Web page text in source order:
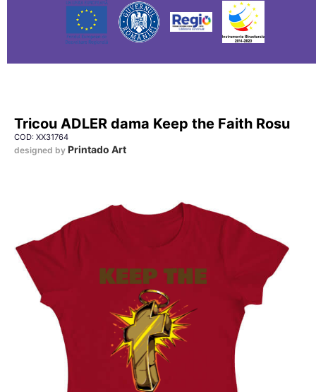
Tricou ADLER dama Keep the Faith Rosu
COD: XX31764
designed by Printado Art